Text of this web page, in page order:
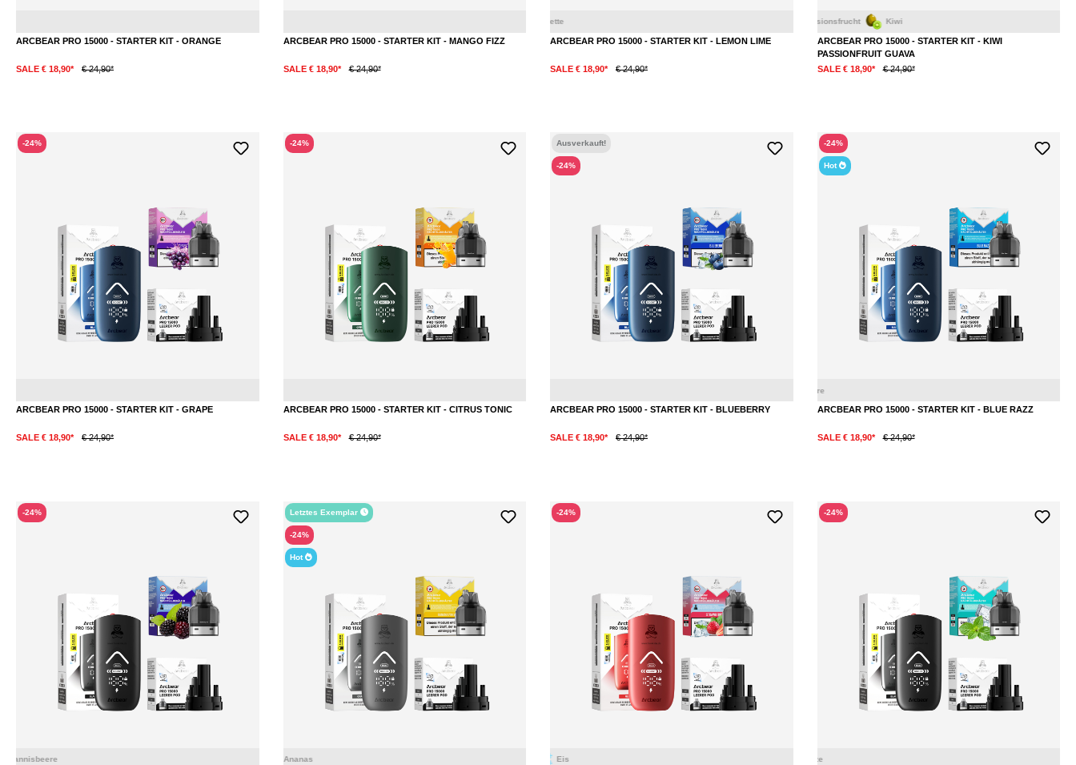
ARCBEAR PRO 15000 - STARTER KIT - ORANGE
SALE € 18,90* € 24,90*
ARCBEAR PRO 15000 - STARTER KIT - MANGO FIZZ
SALE € 18,90* € 24,90*
Zitrone Limette
ARCBEAR PRO 15000 - STARTER KIT - LEMON LIME
SALE € 18,90* € 24,90*
Kiwi
ARCBEAR PRO 15000 - STARTER KIT - KIWI
PASSIONFRUIT GUAVA
SALE € 18,90*
€ 24,90*
-24%
ARCBEAR PRO 15000 - STARTER KIT - GRAPE
SALE € 18,90* € 24,90*
-24%
ARCBEAR PRO 15000 - STARTER KIT - CITRUS TONIC
SALE € 18,90* € 24,90*
Ausverkauft!
-24%
ARCBEAR PRO 15000 - STARTER KIT - BLUEBERRY
SALE € 18,90*
€ 24,90*
-24%
Hot
ARCBEAR PRO 15000 - STARTER KIT - BLUE RAZZ
SALE € 18,90* € 24,90*
-24%
Eis
Letztes Exemplar
-24%
Hot
Banane
-24%
Erdbeere
-24%